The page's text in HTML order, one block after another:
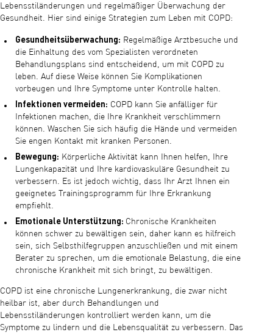
Lebensstiländerungen und regelmäßiger Überwachung der
Gesundheit. Hier sind einige Strategien zum Leben mit COPD:
Gesundheitsüberwachung: Regelmäßige Arztbesuche und
die Einhaltung des vom Spezialisten verordneten
Behandlungsplans sind entscheidend, um mit COPD zu
leben. Auf diese Weise können Sie Komplikationen
vorbeugen und Ihre Symptome unter Kontrolle halten.
Infektionen vermeiden: COPD kann Sie anfälliger für
Infektionen machen, die Ihre Krankheit verschlimmern
können. Waschen Sie sich häufig die Hände und vermeiden
Sie engen Kontakt mit kranken Personen.
Bewegung: Körperliche Aktivität kann Ihnen helfen, Ihre
Lungenkapazität und Ihre kardiovaskuläre Gesundheit zu
verbessern. Es ist jedoch wichtig, dass Ihr Arzt Ihnen ein
geeignetes Trainingsprogramm für Ihre Erkrankung
empfiehlt.
Emotionale Unterstützung: Chronische Krankheiten
können schwer zu bewältigen sein, daher kann es hilfreich
sein, sich Selbsthilfegruppen anzuschließen und mit einem
Berater zu sprechen, um die emotionale Belastung, die eine
chronische Krankheit mit sich bringt, zu bewältigen.
COPD ist eine chronische Lungenerkrankung, die zwar nicht
heilbar ist, aber durch Behandlungen und
Lebensstiländerungen kontrolliert werden kann, um die
Symptome zu lindern und die Lebensqualität zu verbessern. Das